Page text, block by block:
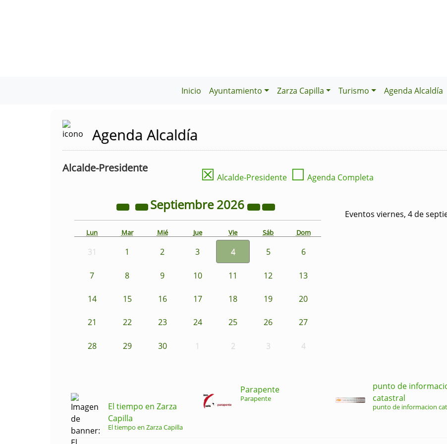
Inicio Ayuntamiento Zarza Capilla Turismo Agenda Alcaldía
Agenda Alcaldía
Alcalde-Presidente ☒ Alcalde-Presidente ☐ Agenda Completa
Septiembre2026
Lun Mar Mié Jue Vie Sáb Dom
31 1 2 3 4 5 6
7 8 9 10 11 12 13
14 15 16 17 18 19 20
21 22 23 24 25 26 27
28 29 30 1 2 3 4
Eventos viernes, 4 de
El tiempo en Zarza
Capilla
El tiempo en Zarza Capilla
Parapente
Parapente
punto de
catastral
punto de informacion